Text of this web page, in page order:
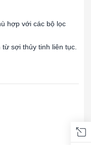
hợp với các bộ lọc
từ sợi thủy tinh liên tục.